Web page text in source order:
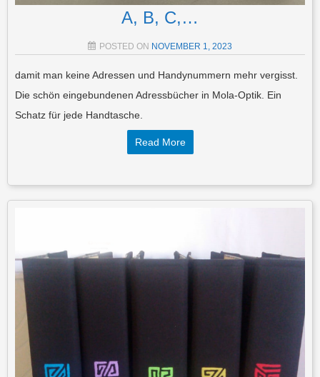
A, B, C,…
POSTED ON NOVEMBER 1, 2023
damit man keine Adressen und Handynummern mehr vergisst.
Die schön eingebundenen Adressbücher in Mola-Optik. Ein
Schatz für jede Handtasche.
Read More